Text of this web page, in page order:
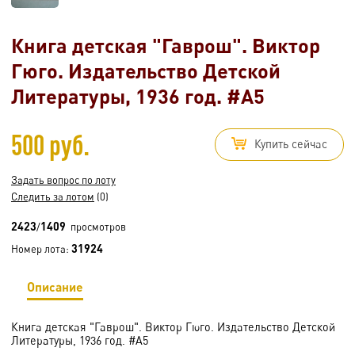
Книга детская "Гаврош". Виктор
Гюго. Издательство Детской
Литературы, 1936 год. #A5
500 руб. Купить сейчас
Задать вопрос по лоту
Следить за лотом (0)
2423/1409 просмотров
Номер лота: 31924
Описание
Книга детская "Гаврош". Виктор Гюго. Издательство Детской
Литературы, 1936 год. #A5